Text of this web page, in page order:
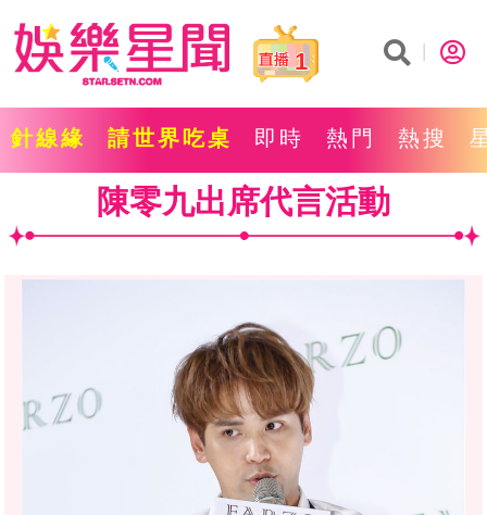
1
針線緣 請世界吃桌 即時 熱門 熱搜
陳零九出席代言活動